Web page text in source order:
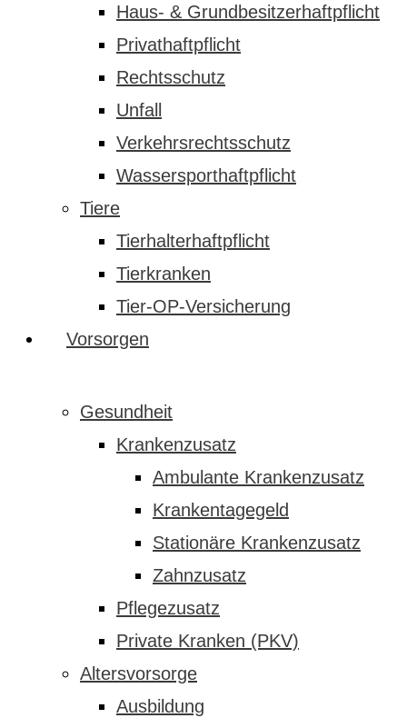
Haus- & Grundbesitzerhaftpflicht
Privathaftpflicht
Rechtsschutz
Unfall
Verkehrsrechtsschutz
Wassersporthaftpflicht
Tiere
Tierhalterhaftpflicht
Tierkranken
Tier-OP-Versicherung
Vorsorgen
Gesundheit
Krankenzusatz
Ambulante Krankenzusatz
Krankentagegeld
Stationäre Krankenzusatz
Zahnzusatz
Pflegezusatz
Private Kranken (PKV)
Altersvorsorge
Ausbildung